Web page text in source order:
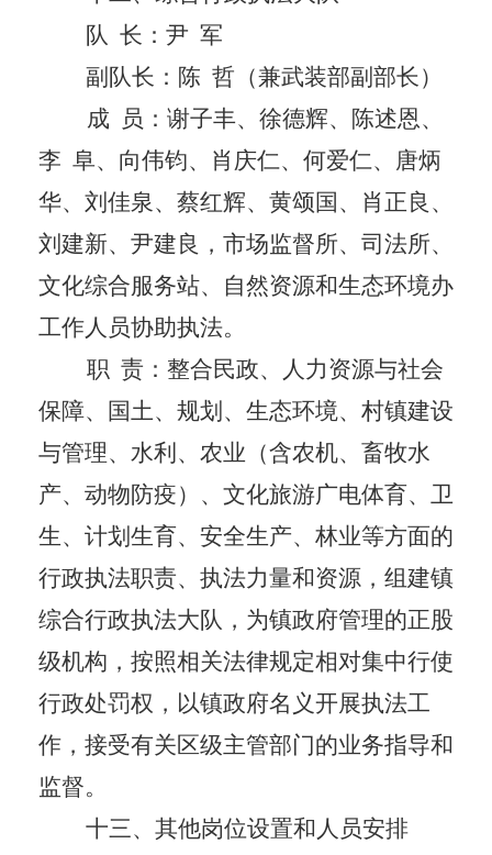
队 长： 尹 军
副队长：陈 哲（兼武装部副部长）
成
员：谢子丰、徐德辉、陈述恩、
李 阜、向伟钧、肖庆仁、何爱仁、唐炳
华、刘佳泉、蔡红辉、黄颂国、肖正良、
刘建新、尹建良，市场监督所、司法所、
文化综合服务站、
自然资源和生态环境办
工作人员协助执法。
职 责：整合民政、人力资源与社会
保障、国土、规划、生态环境、村镇建设
与管理、水利、农业（含农机、畜牧水
产、动物防疫）、文化旅游广电体育、卫
生、计划生育、安全生产、林业等方面的
行政执法职责、执法力量和资源，组建镇
综合行政执法大队，为镇政府管理的正股
级机构，按照相关法律规定相对集中行使
行政处罚权，以镇政府名义开展执法工
作，接受有关区级主管部门的业务指导和
监督。
十三、 其他岗位设置和人员安排